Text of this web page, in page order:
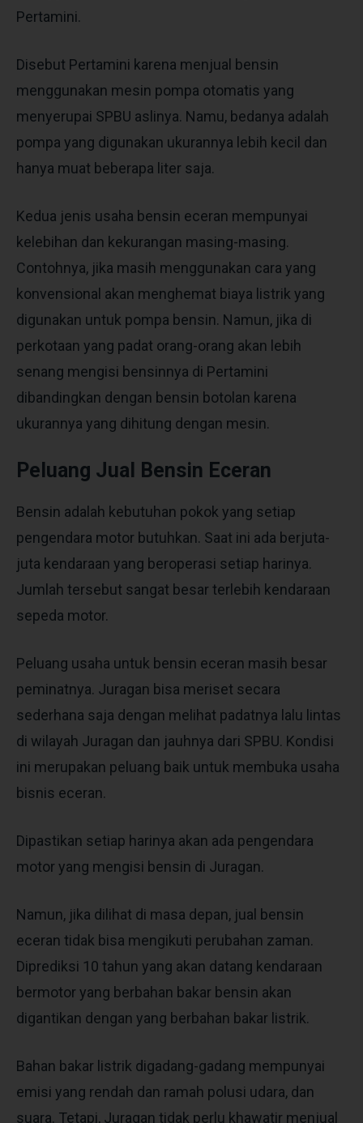
Pertamini.
Disebut Pertamini karena menjual bensin
menggunakan mesin pompa otomatis yang
menyerupai SPBU aslinya. Namu, bedanya adalah
pompa yang digunakan ukurannya lebih kecil dan
hanya muat beberapa liter saja.
Kedua jenis usaha bensin eceran mempunyai
kelebihan dan kekurangan masing-masing.
Contohnya, jika masih menggunakan cara yang
konvensional akan menghemat biaya listrik yang
digunakan untuk pompa bensin. Namun, jika di
perkotaan yang padat orang-orang akan lebih
senang mengisi bensinnya di Pertamini
dibandingkan dengan bensin botolan karena
ukurannya yang dihitung dengan mesin.
Peluang Jual Bensin Eceran
Bensin adalah kebutuhan pokok yang setiap
pengendara motor butuhkan. Saat ini ada berjuta-
juta kendaraan yang beroperasi setiap harinya.
Jumlah tersebut sangat besar terlebih kendaraan
sepeda motor.
Peluang usaha untuk bensin eceran masih besar
peminatnya. Juragan bisa meriset secara
sederhana saja dengan melihat padatnya lalu lintas
di wilayah Juragan dan jauhnya dari SPBU. Kondisi
ini merupakan peluang baik untuk membuka usaha
bisnis eceran.
Dipastikan setiap harinya akan ada pengendara
motor yang mengisi bensin di Juragan.
Namun, jika dilihat di masa depan, jual bensin
eceran tidak bisa mengikuti perubahan zaman.
Diprediksi 10 tahun yang akan datang kendaraan
bermotor yang berbahan bakar bensin akan
digantikan dengan yang berbahan bakar listrik.
Bahan bakar listrik digadang-gadang mempunyai
emisi yang rendah dan ramah polusi udara, dan
suara. Tetapi, Juragan tidak perlu khawatir menjual